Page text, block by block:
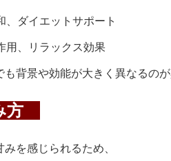
、ダイエットサポート
用、リラックス効果
背景や効能が大きく異なるのが
方
を感じられるため、